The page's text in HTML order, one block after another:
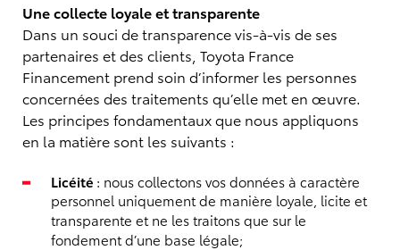
Une collecte loyale et transparente
Dans un souci de transparence vis-à-vis de ses
partenaires et des clients, Toyota France
Financement prend soin d’informer les personnes
concernées des traitements qu’elle met en œuvre.
Les principes fondamentaux que nous appliquons
en la matière sont les suivants :
Licéité : nous collectons vos données à caractère
personnel uniquement de manière loyale, licite et
transparente et ne les traitons que sur le
fondement d’une base légale;